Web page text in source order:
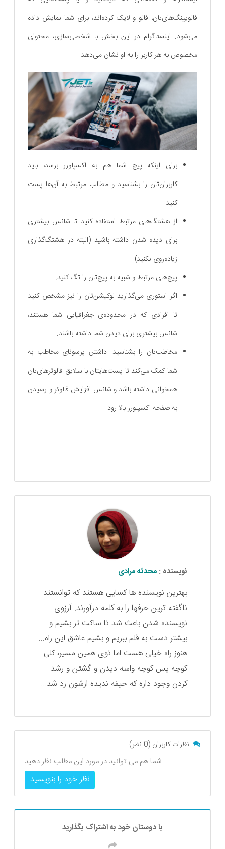
فالویینگ‌های‌تان، فالو و لایک کرده‌اند، برای شما نمایش داده
می‌شود. اینستاگرام در این بخش با شخصی‌سازی، محتوای
مخصوص به هر کاربر را به او نشان می‌دهد.
برای اینکه پیج شما هم به اکسپلورر برسد، باید
کاربران‌تان را بشناسید و مطالب مرتبط به آن‌ها پست
کنید.
از هشتگ‌های مرتبط استفاده کنید تا شانس بیشتری
برای دیده شدن داشته باشید (البته در هشتگ‌گذاری
زیاده‌روی نکنید).
پیج‌های مرتبط و شبیه به پیج‌تان را تگ کنید.
اگر استوری می‌گذارید لوکیشن‌‌تان را نیز مشخص کنید
تا افرادی که در محدوده‌ی جغرافیایی شما هستند،
شانس بیشتری برای دیدن شما داشته باشند.
مخاطب‌تان را بشناسید. داشتن پرسونای مخاطب به
شما کمک می‌کند تا پست‌هایتان با سلایق فالوئرهای‌تان
همخوانی داشته باشد و شانس افزایش فالوئر و رسیدن
به صفحه اکسپلورر بالا رود.
نویسنده :محدثه مرادی
بهترین نویسنده ها کسایی هستند که توانستند
ناگفته ترین حرفها را به کلمه درآورند. آرزوی
نویسنده شدن باعث شد تا ساکت تر بشیم و
بیشتر دست به قلم ببریم و بشیم عاشق این راه...
هنوز راه خیلی هست اما توی همین مسیر، کلی
کوچه پس کوچه واسه دیدن و گشتن و رشد
کردن وجود داره که حیفه ندیده ازشون رد شد...
نظرات کاربران (0 نظر)
شما هم می توانید در مورد این مطلب نظر دهید
نظر خود را بنویسید
با دوستان خود به اشتراک بگذارید